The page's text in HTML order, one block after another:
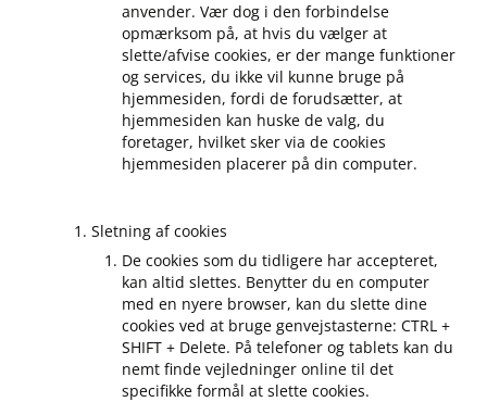
anvender. Vær dog i den forbindelse
opmærksom på, at hvis du vælger at
slette/afvise cookies, er der mange funktioner
og services, du ikke vil kunne bruge på
hjemmesiden, fordi de forudsætter, at
hjemmesiden kan huske de valg, du
foretager, hvilket sker via de cookies
hjemmesiden placerer på din computer.
Sletning af cookies
De cookies som du tidligere har accepteret,
kan altid slettes. Benytter du en computer
med en nyere browser, kan du slette dine
cookies ved at bruge genvejstasterne: CTRL +
SHIFT + Delete. På telefoner og tablets kan du
nemt finde vejledninger online til det
specifikke formål at slette cookies.